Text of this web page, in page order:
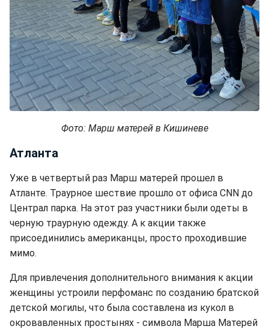
Фото: Марш матерей в Кишиневе
Атланта
Уже в четвертый раз Марш матерей прошел в
Атланте. Траурное шествие прошло от офиса CNN до
Централ парка. На этот раз участники были одеты в
черную траурную одежду. А к акции также
присоединились американцы, просто проходившие
мимо.
Для привлечения дополнительного внимания к акции
женщины устроили перфоманс по созданию братской
детской могилы, что была составлена из кукол в
окровавленных простынях - символа Марша Матерей